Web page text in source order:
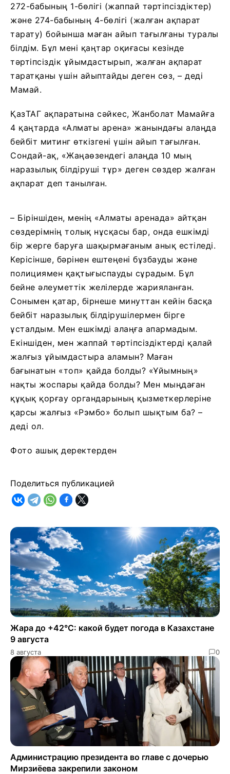
272-бабының 1-бөлігі (жаппай тәртіпсіздіктер)
және 274-бабының 4-бөлігі (жалған ақпарат
тарату) бойынша маған айып тағылғаны туралы
білдім. Бұл мені қаңтар оқиғасы кезінде
тәртіпсіздік ұйымдастырып, жалған ақпарат
таратқаны үшін айыптайды деген сөз, – деді
Мамай.
ҚазТАГ ақпаратына сәйкес, Жанболат Мамайға
4 қаңтарда «Алматы арена» жанындағы алаңда
бейбіт митинг өткізгені үшін айып тағылған.
Сондай-ақ, «Жаңаөзендегі алаңда 10 мың
наразылық білдіруші тұр» деген сөздер жалған
ақпарат деп танылған.
– Біріншіден, менің «Алматы аренада» айтқан
сөздерімнің толық нұсқасы бар, онда ешкімді
бір жерге баруға шақырмағаным анық естіледі.
Керісінше, бәрінен ештеңені бұзбауды және
полициямен қақтығыспауды сұрадым. Бұл
бейне әлеуметтік желілерде жарияланған.
Сонымен қатар, бірнеше минуттан кейін басқа
бейбіт наразылық білдірушілермен бірге
ұсталдым. Мен ешкімді алаңға апармадым.
Екіншіден, мен жаппай тәртіпсіздіктерді қалай
жалғыз ұйымдастыра аламын? Маған
бағынатын «топ» қайда болды? «Ұйымның»
нақты жоспары қайда болды? Мен мыңдаған
құқық қорғау органдарының қызметкерлеріне
қарсы жалғыз «Рэмбо» болып шықтым ба? –
деді ол.
Фото ашық деректерден
Поделиться публикацией
Жара до +42°C: какой будет погода в Казахстане
9 августа
8 августа 0
Администрацию президента во главе с дочерью
Мирзиёева закрепили законом